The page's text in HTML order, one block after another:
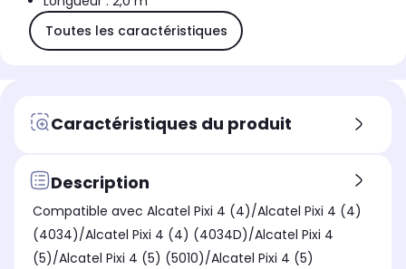
Toutes les caractéristiques
Caractéristiques du produit
Description
Compatible avec Alcatel Pixi 4 (4)/Alcatel Pixi 4 (4)
(4034)/Alcatel Pixi 4 (4) (4034D)/Alcatel Pixi 4
(5)/Alcatel Pixi 4 (5) (5010)/Alcatel Pixi 4 (5)